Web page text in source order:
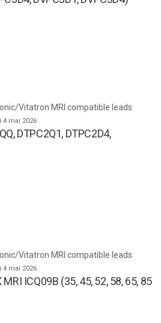
Vitatron MRI compatible leads
4 mai 2026
DTPC2Q1, DTPC2D4,
Vitatron MRI compatible leads
4 mai 2026
ICQ09B (35, 45, 52, 58, 65, 85